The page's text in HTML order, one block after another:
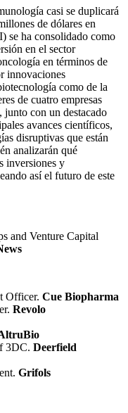
casi se duplicará
de dólares en
se ha consolidado como
en el sector
en términos de
innovaciones
como de la
de cuatro empresas
junto con un destacado
avances científicos,
disruptivas que están
analizarán qué
inversiones y
así el futuro de este
and Venture Capital
Officer. Cue Biopharma
Revolo
3DC. Deerfield
Grifols